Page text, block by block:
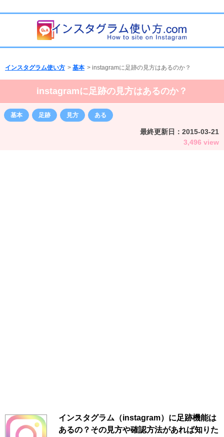
インスタグラム使い方 > 基本 > instagramに足跡の見方はあるのか？
instagramに足跡の見方はあるのか？
基本 足跡 見方 ある
最終更新日： 2015-03-21
3,496 view
インスタグラム（instagram）に足跡機能は
あるの？その見方や確認方法があれば知りた